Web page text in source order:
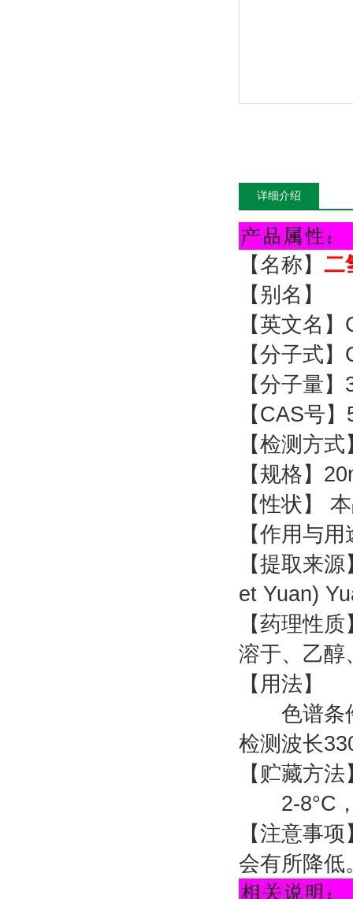
详细介绍
【名称】 二
【别名】
【英文名
【分子式
【分子量
【CAS号
【检测方
【规格】
【性状】
【作用与
【提取来
et Yuan)
【药理性
溶于、乙醇
【用法】
色谱条件
检测波长
【贮藏方
2-8°C，
【注意事
会有所降低